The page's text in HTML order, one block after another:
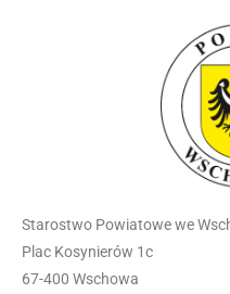
Starostwo Powiatowe we
Plac Kosynierów 1c
67-400 Wschowa